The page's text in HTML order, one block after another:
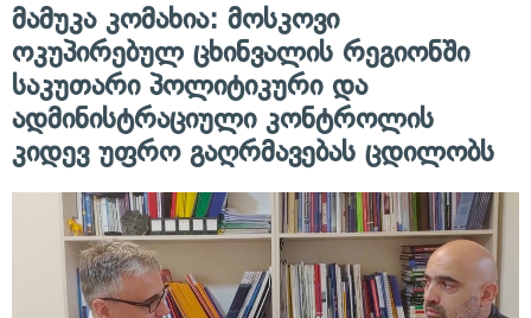
მამუკა კომახია: მოსკოვი
ოკუპირებულ ცხინვალის რეგიონში
საკუთარი პოლიტიკური და
ადმინისტრაციული კონტროლის
კიდევ უფრო გაღრმავებას ცდილობს